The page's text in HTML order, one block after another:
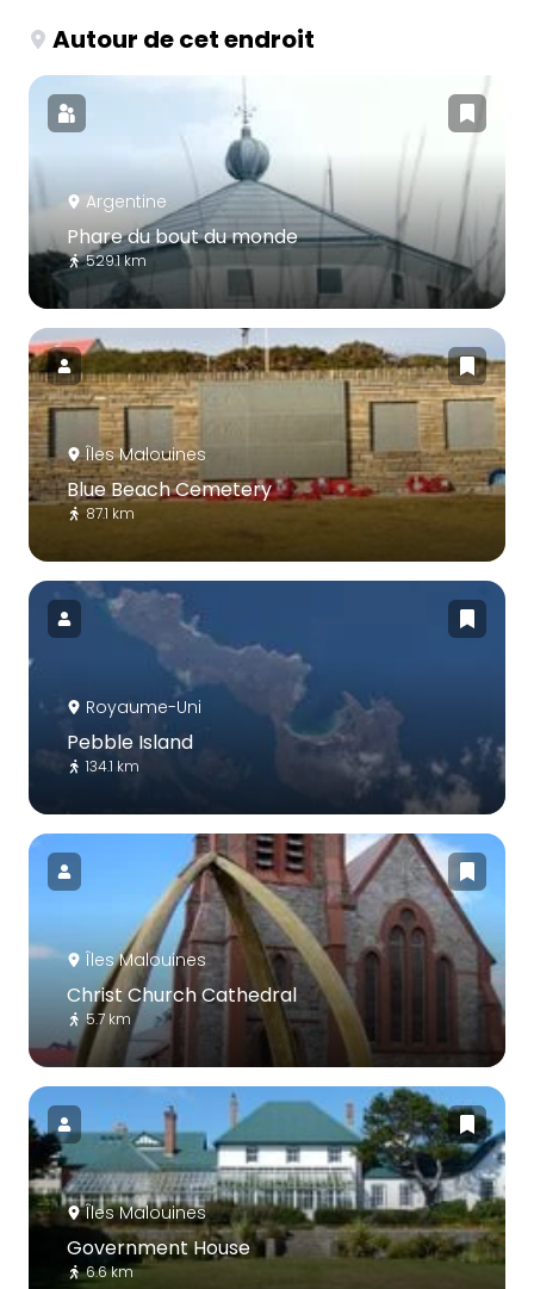
Autour de cet endroit
Argentine
Phare du bout du monde
529.1 km
Îles Malouines
Blue Beach Cemetery
87.1 km
Royaume-Uni
Pebble Island
134.1 km
Îles Malouines
Christ Church Cathedral
5.7 km
Îles Malouines
Government House
6.6 km